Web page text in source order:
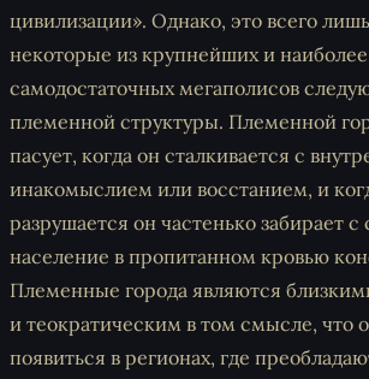
цивилизации». Однако, это всего
некоторые из крупнейших и наиболее
самодостаточных мегаполисов
племенной структуры. Племенной
пасует, когда он сталкивается с
инакомыслием или восстанием, и
разрушается он частенько забирает с
население в пропитанном кровью
Племенные города являются
и теократическим в том смысле, что
появиться в регионах, где